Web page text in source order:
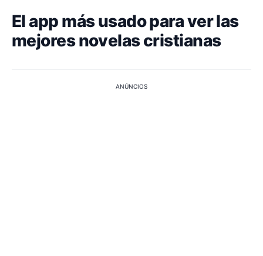
El app más usado para ver las
mejores novelas cristianas
ANÚNCIOS